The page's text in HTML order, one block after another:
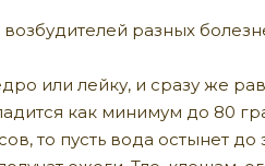
разных
или лейку, и сразу же
как минимум до 80
то пусть вода остынет